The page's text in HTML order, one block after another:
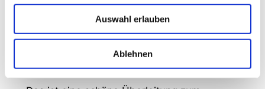
Auswahl erlauben
Ablehnen
interessante_session.txt
# Dann die Session und wenn man
fertig ist...
exit
interessante_session.txt